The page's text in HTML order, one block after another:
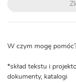
W czym mogę
*skład tekstu i
dokumenty, katalogi